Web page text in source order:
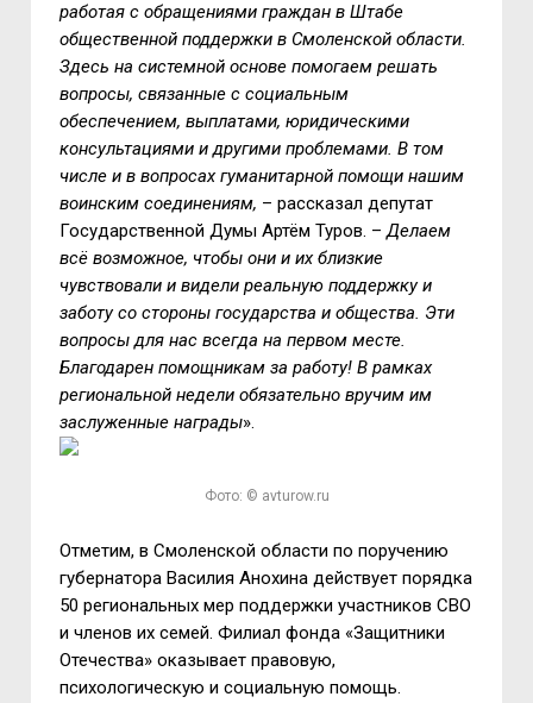
работая с обращениями граждан в Штабе
общественной поддержки в Смоленской области.
Здесь на системной основе помогаем решать
вопросы, связанные с социальным
обеспечением, выплатами, юридическими
консультациями и другими проблемами. В том
числе и в вопросах гуманитарной помощи нашим
воинским соединениям, – рассказал депутат
Государственной Думы Артём Туров. –Делаем
всё возможное, чтобы они и их близкие
чувствовали и видели реальную поддержку и
заботу со стороны государства и общества. Эти
вопросы для нас всегда на первом месте.
Благодарен помощникам за работу! В рамках
региональной недели обязательно вручим им
заслуженные награды».
Фото: © avturow.ru
Отметим, в Смоленской области по поручению
губернатора Василия Анохина действует порядка
50 региональных мер поддержки участников СВО
и членов их семей. Филиал фонда «Защитники
Отечества» оказывает правовую,
психологическую и социальную помощь.